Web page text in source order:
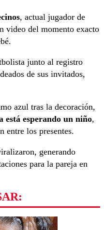
, actual jugador de
video del momento exacto
junto al registro
de sus invitados,
azul tras la decoración,
está esperando un niño,
entre los presentes.
generando
para la pareja en